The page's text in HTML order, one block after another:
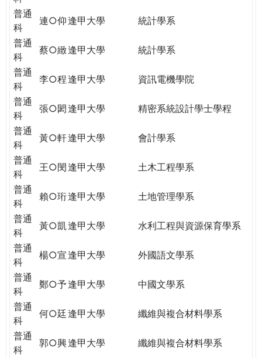
普通
科
連○仰逢甲大學
統計學系
普通
科
蔡○緻逢甲大學
統計學系
普通
科
李○程逢甲大學
資訊電機學院
普通
科
張○閎逢甲大學
精密系統設計學士學程
普通
科
黃○軒逢甲大學
會計學系
普通
科
王○閔逢甲大學
土木工程學系
普通
科
賴○珩逢甲大學
土地管理學系
普通
科
黃○凱逢甲大學
水利工程與資源保育學系
普通
科
楊○宣逢甲大學
外國語文學系
普通
科
鄭○予逢甲大學
中國文學系
普通
科
何○廷逢甲大學
纖維與複合材料學系
普通
科
郭○興逢甲大學
纖維與複合材料學系